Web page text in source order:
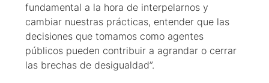
fundamental a la hora de interpelarnos y
cambiar nuestras prácticas, entender que las
decisiones que tomamos como agentes
públicos pueden contribuir a agrandar o cerrar
las brechas de desigualdad”.